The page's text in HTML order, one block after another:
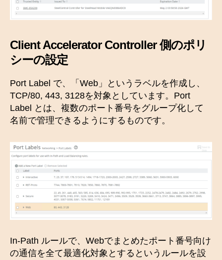
Client Accelerator Controller 側のポリ
シーの設定
Port Label で、「Web」というラベルを作成し、
TCP/80, 443, 3128を対象としています。Port
Label とは、複数のポート番号をグループ化して
名前で管理できるようにするものです。
In-Path ルールで、Webでまとめたポート番号向け
の通信を全て最適化対象とするというルールを設